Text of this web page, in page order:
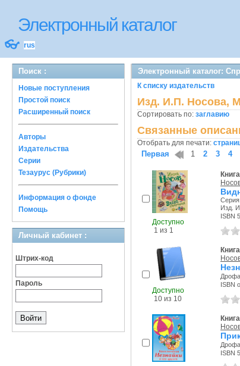
Электронный каталог
👓 rus
Поиск :
Новые поступления
Простой поиск
Расширенный поиск
Авторы
Издательства
Серии
Тезаурус (Рубрики)
Информация о фонде
Помощь
Личный кабинет :
Штрих-код
Пароль
Электронный каталог:
К списку издательств
Изд. И.П. Носова,
Сортировать по: заглавию
Связанные
Отобрать для печати:
Первая 1 2 3 4
Доступно
1 из 1
Книга
Серия:
Изд.
ISBN
Доступно
10 из 10
Книга
ISBN
Книга
ISBN